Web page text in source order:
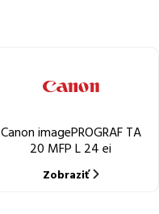
Canon imagePROGRAF TA
20 MFP L 24 ei
Zobraziť